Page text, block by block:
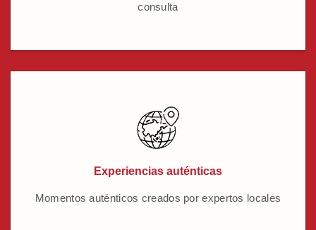
consulta
Experiencias auténticas
Momentos auténticos creados por expertos locales